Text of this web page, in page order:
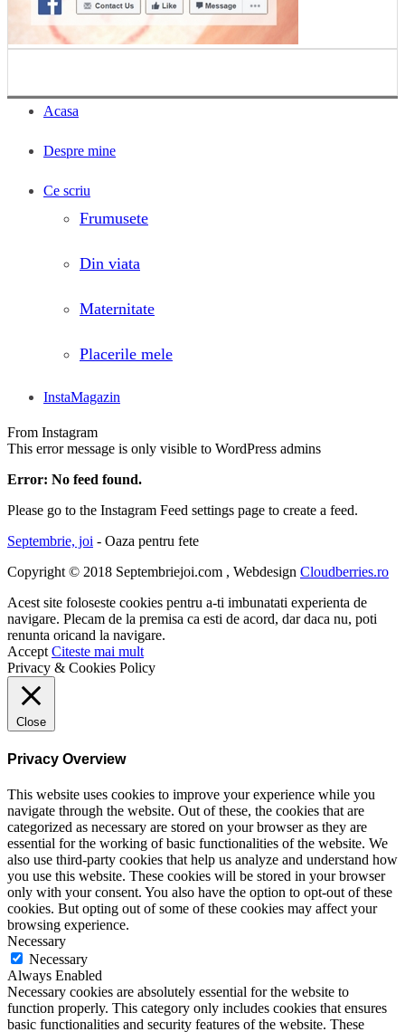
Acasa
Despre mine
Ce scriu
Frumusete
Din viata
Maternitate
Placerile mele
InstaMagazin
From Instagram
This error message is only visible to WordPress admins
Error: No feed found.
Please go to the Instagram Feed settings page to create a feed.
Septembrie, joi - Oaza pentru fete
Copyright © 2018 Septembriejoi.com , Webdesign Cloudberries.ro
Acest site foloseste cookies pentru a-ti imbunatati experienta de
navigare. Plecam de la premisa ca esti de acord, dar daca nu, poti
renunta oricand la navigare.
Accept Citeste mai mult
Privacy & Cookies Policy
Close
Privacy Overview
This website uses cookies to improve your experience while you
navigate through the website. Out of these, the cookies that are
categorized as necessary are stored on your browser as they are
essential for the working of basic functionalities of the website. We
also use third-party cookies that help us analyze and understand how
you use this website. These cookies will be stored in your browser
only with your consent. You also have the option to opt-out of these
cookies. But opting out of some of these cookies may affect your
browsing experience.
Necessary
Necessary
Always Enabled
Necessary cookies are absolutely essential for the website to
function properly. This category only includes cookies that ensures
basic functionalities and security features of the website. These